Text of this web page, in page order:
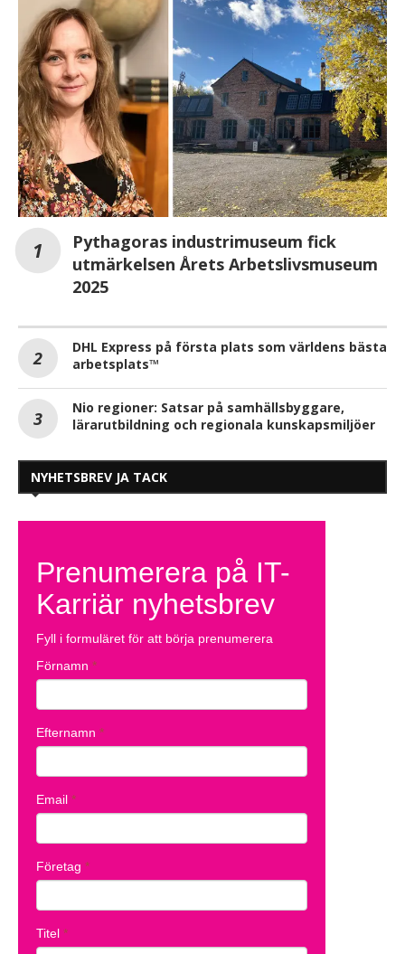
Pythagoras industrimuseum fick
utmärkelsen Årets Arbetslivsmuseum
2025
DHL Express på första plats som världens bästa
arbetsplats™
Nio regioner: Satsar på samhällsbyggare,
lärarutbildning och regionala kunskapsmiljöer
NYHETSBREV JA TACK